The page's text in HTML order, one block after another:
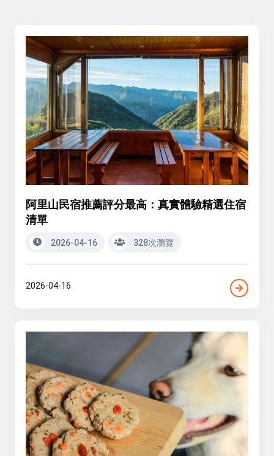
阿里山民宿推薦評分最高：真實體驗精選住宿
清單
2026-04-16 328次瀏覽
2026-04-16